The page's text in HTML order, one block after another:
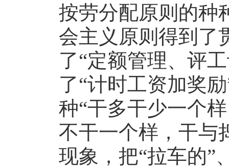
按劳分配原则的种
会主义原则得到了
了“定额管理、评
了“计时工资加奖
种“干多干少一个
不干一个样，干与
现象，把“拉车的”